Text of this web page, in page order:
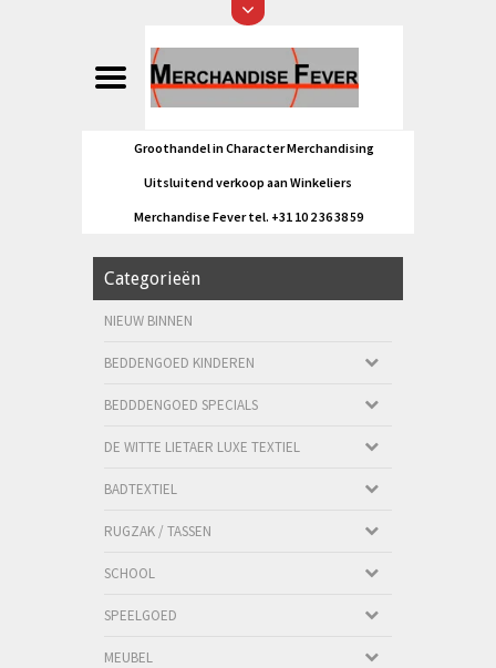
Groothandel in Character Merchandising
Uitsluitend verkoop aan Winkeliers
Merchandise Fever tel. +31 10 2 36 38 59
Categorieën
NIEUW BINNEN
BEDDENGOED KINDEREN
BEDDDENGOED SPECIALS
DE WITTE LIETAER LUXE TEXTIEL
BADTEXTIEL
RUGZAK / TASSEN
SCHOOL
SPEELGOED
MEUBEL